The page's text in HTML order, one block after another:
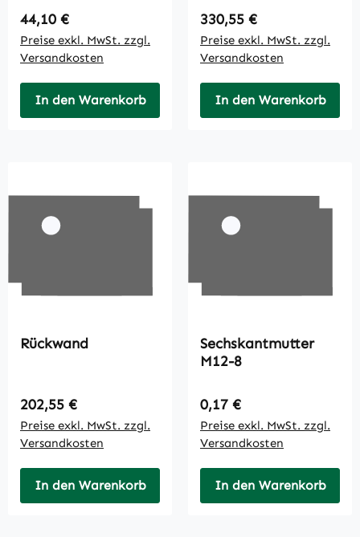
Regulärer Preis:
44,10 €
Preise exkl. MwSt. zzgl.
Versandkosten
In den Warenkorb
Regulärer Preis:
330,55 €
Preise exkl. MwSt. zzgl.
Versandkosten
In den Warenkorb
Rückwand
Regulärer Preis:
202,55 €
Preise exkl. MwSt. zzgl.
Versandkosten
In den Warenkorb
Sechskantmutter
M12-8
Regulärer Preis:
0,17 €
Preise exkl. MwSt. zzgl.
Versandkosten
In den Warenkorb